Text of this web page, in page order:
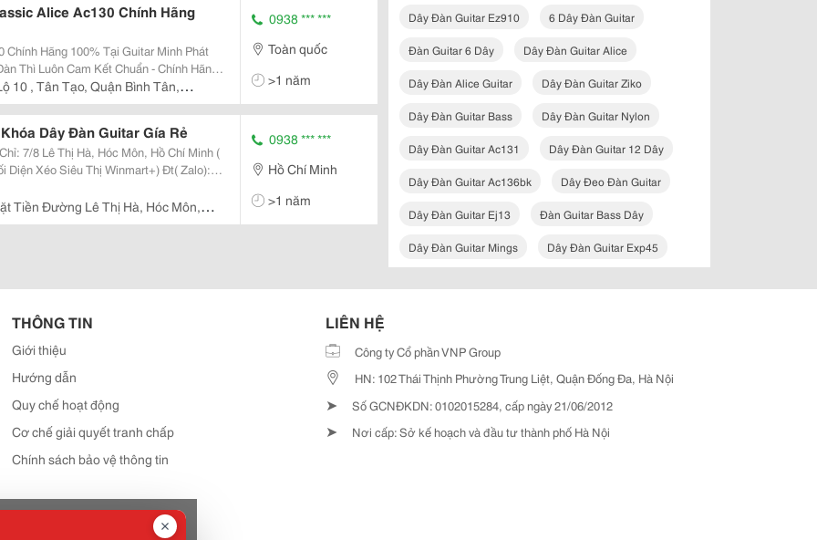
Alice Ac130 Chính Hãng
Hãng 100% Tại Guitar Minh Phát
Là Thương Hiệu Sản Xuất Phụ Kiện
10 , Tân Tạo, Quận Bình Tân,
0938 *** ***
Toàn quốc
>1 năm
Dây Đàn Guitar Gía Rẻ
7/8 Lê Thị Hà, Hóc Môn, Hồ Chí Minh (
Diện Xéo Siêu Thị Winmart+) Đt( Zalo):
Tiền Đường Lê Thị Hà, Hóc Môn,
Đối Diện Siêu Thị Winmart+)
0938 *** ***
Hồ Chí Minh
>1 năm
Dây Đàn Guitar Ez910 6 Dây Đàn Guitar
Đàn Guitar 6 Dây Dây Đàn Guitar Alice
Dây Đàn Alice Guitar Dây Đàn Guitar Ziko
Dây Đàn Guitar Bass Dây Đàn Guitar Nylon
Dây Đàn Guitar Ac131 Dây Đàn Guitar 12 Dây
Dây Đàn Guitar Ac136bk Dây Đeo Đàn Guitar
Dây Đàn Guitar Ej13 Đàn Guitar Bass Dây
Dây Đàn Guitar Mings Dây Đàn Guitar Exp45
THÔNG TIN
Giới thiệu
Hướng dẫn
Quy chế hoạt động
Cơ chế giải quyết tranh chấp
Chính sách bảo vệ thông tin
LIÊN HỆ
Công ty Cổ phần VNP Group
HN: 102 Thái Thịnh Phường Trung Liệt, Quận Đống Đa, Hà Nội
➤ Số GCNĐKDN: 0102015284, cấp ngày 21/06/2012
➤ Nơi cấp: Sở kế hoạch và đầu tư thành phố Hà Nội